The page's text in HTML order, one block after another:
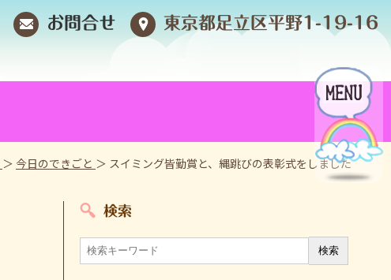
お問合せ 東京都足立区平野1-19-16
＞ 今日のできごと ＞ スイミング皆勤賞と、縄跳びの表彰式をしました
検索